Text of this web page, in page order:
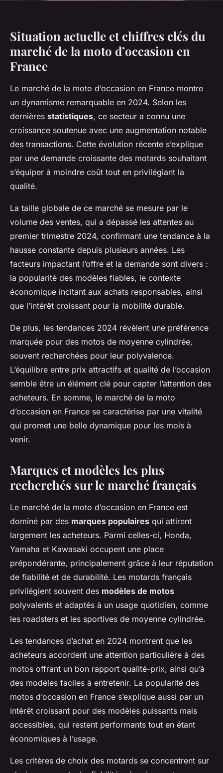
Situation actuelle et chiffres clés du
marché de la moto d’occasion en
France
Le marché de la moto d’occasion en France montre
un dynamisme remarquable en 2024. Selon les
dernières statistiques, ce secteur a connu une
croissance soutenue avec une augmentation notable
des transactions. Cette évolution récente s’explique
par une demande croissante des motards souhaitant
s’équiper à moindre coût tout en privilégiant la
qualité.
La taille globale de ce marché se mesure par le
volume des ventes, qui a dépassé les attentes au
premier trimestre 2024, confirmant une tendance à la
hausse constante depuis plusieurs années. Les
facteurs impactant l’offre et la demande sont divers :
la popularité des modèles fiables, le contexte
économique incitant aux achats responsables, ainsi
que l’intérêt croissant pour la mobilité durable.
De plus, les tendances 2024 révèlent une préférence
marquée pour des motos de moyenne cylindrée,
souvent recherchées pour leur polyvalence.
L’équilibre entre prix attractifs et qualité de l’occasion
semble être un élément clé pour capter l’attention des
acheteurs. En somme, le marché de la moto
d’occasion en France se caractérise par une vitalité
qui promet une belle dynamique pour les mois à
venir.
Marques et modèles les plus
recherchés sur le marché français
Le marché de la moto d’occasion en France est
dominé par des marques populaires qui attirent
largement les acheteurs. Parmi celles-ci, Honda,
Yamaha et Kawasaki occupent une place
prépondérante, principalement grâce à leur réputation
de fiabilité et de durabilité. Les motards français
privilégient souvent des modèles de motos
polyvalents et adaptés à un usage quotidien, comme
les roadsters et les sportives de moyenne cylindrée.
Les tendances d’achat en 2024 montrent que les
acheteurs accordent une attention particulière à des
motos offrant un bon rapport qualité-prix, ainsi qu’à
des modèles faciles à entretenir. La popularité des
motos d’occasion en France s’explique aussi par un
intérêt croissant pour des modèles puissants mais
accessibles, qui restent performants tout en étant
économiques à l’usage.
Les critères de choix des motards se concentrent sur